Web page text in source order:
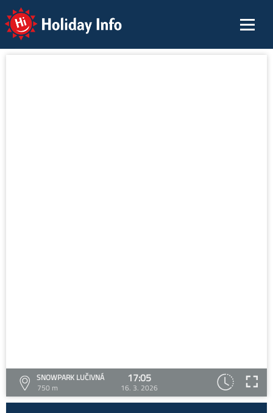
Holiday Info
SNOWPARK LUČIVNÁ
750 m
17:05
16. 3. 2026